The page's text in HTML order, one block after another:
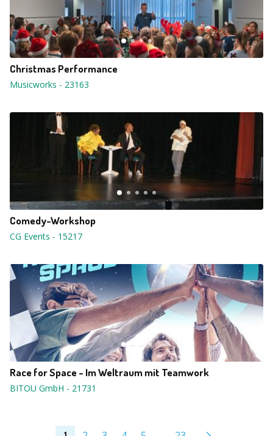
Christmas Performance
Musicworks - 23163
Comedy-Workshop
CG Events - 15217
Race for Space - Im Weltraum mit Teamwork
BITOU GmbH - 21731